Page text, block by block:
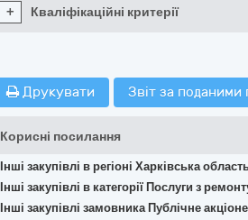
+ Кваліфікаційні критерії
Друкувати Звіт за поданими
Корисні посилання
Інші закупівлі в регіоні Харківська
Інші закупівлі в категорії Послуги з
Інші закупівлі замовника Публічне